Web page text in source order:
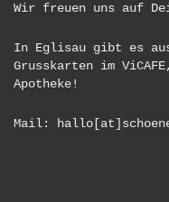
Wir freuen uns auf
In Eglisau gibt es
Grusskarten im
Apotheke!
Mail: